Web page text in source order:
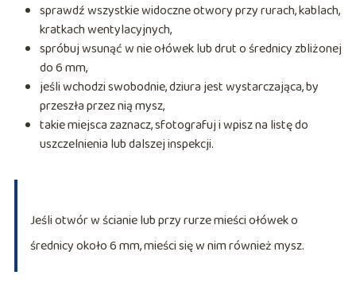
sprawdź wszystkie widoczne otwory przy rurach, kablach,
kratkach wentylacyjnych,
spróbuj wsunąć w nie ołówek lub drut o średnicy zbliżonej
do 6 mm,
jeśli wchodzi swobodnie, dziura jest wystarczająca, by
przeszła przez nią mysz,
takie miejsca zaznacz, sfotografuj i wpisz na listę do
uszczelnienia lub dalszej inspekcji.
Jeśli otwór w ścianie lub przy rurze mieści ołówek o
średnicy około 6 mm, mieści się w nim również mysz.